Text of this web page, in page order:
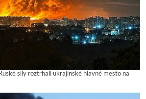
sily roztrhali ukrajinské hlavné mesto na